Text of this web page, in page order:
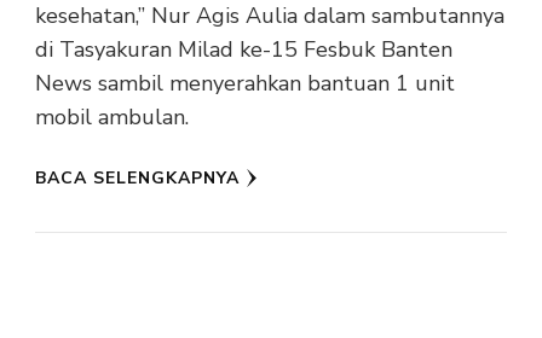
kesehatan,” Nur Agis Aulia dalam sambutannya
di Tasyakuran Milad ke-15 Fesbuk Banten
News sambil menyerahkan bantuan 1 unit
mobil ambulan.
BACA SELENGKAPNYA